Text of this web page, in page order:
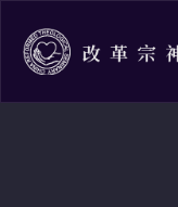
content